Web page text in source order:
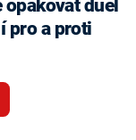
pro a proti